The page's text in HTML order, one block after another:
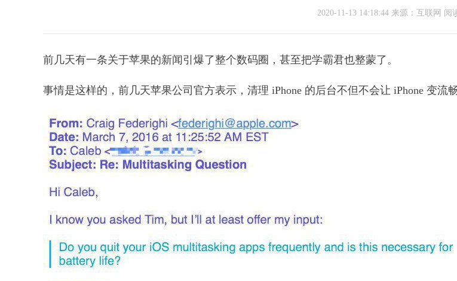
2020-11-13 14:18:44 来源：互联网 阅
前几天有一条关于苹果的新闻引爆了整个数码圈，甚至把学霸君也整蒙了。
事情是这样的，前几天苹果公司官方表示，清理 iPhone 的后台不但不会让 iPhone 变流